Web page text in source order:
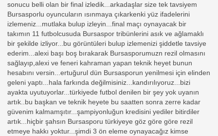
sonucu belli olan bir final izledik...arkadaşlar size tek tavsiyem
Bursasporlu oyuncuların ısınmaya çıkarkenki yüz ifadelerini
izlemeniz...mutlaka bulup izleyin...final maçı oynayacak bir
takımın 11 futbolcusuda Bursaspor tribünlerini asık ve ağlamaklı
bir şekilde izliyor...bu görüntüleri bulup izlemenizi şiddetle tavsiye
ederim...alexi başı boş bırakarak Bursasporumuzn rezil olmasını
sağlayıp,alexi ve feneri kahraman yapan teknik heyet bunun
hesabını versin...ertuğurul dün Bursasporun yenilmesi için elinden
geleni yaptı...hala farkında değilmisiniz...kandırılıyoruz...bizi
ayakta uyutuyorlar...türkiyede futbol denilen bir şey yok uyanın
artık..bu başkan ve teknik heyete bu saatten sonra zerre kadar
güvenim kalmamşıtır...şampiyonluğun kredisini yediler bitirdiler
artık...hiçbir şahsın Bursasporu türkiyeye göz göre göre rezil
etmeye hakkı yoktur...şimdi 3 ön eleme oynayacağız kimse